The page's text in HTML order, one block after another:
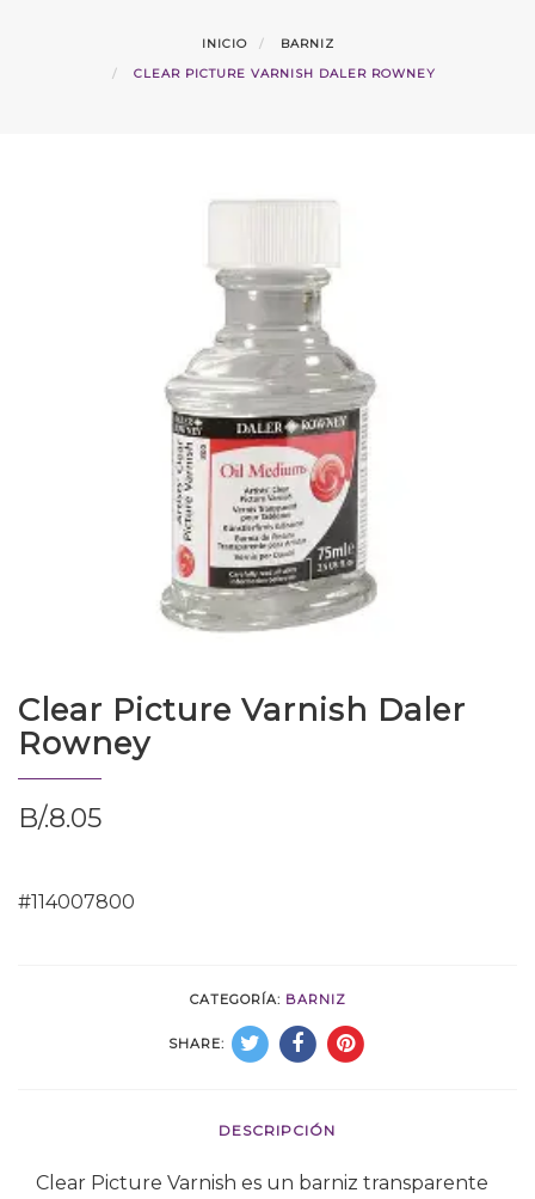
INICIO
BARNIZ
CLEAR PICTURE VARNISH DALER ROWNEY
Clear Picture Varnish Daler
Rowney
B/.8.05
#114007800
CATEGORÍA: BARNIZ
SHARE:
DESCRIPCIÓN
Clear Picture Varnish es un barniz transparente